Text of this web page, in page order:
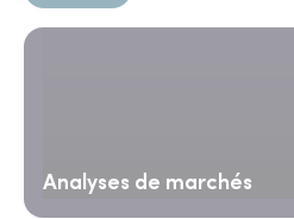
Analyses de marchés